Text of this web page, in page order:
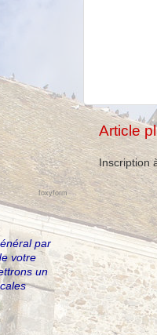
Article
Inscription
foxyform
par
votre
un